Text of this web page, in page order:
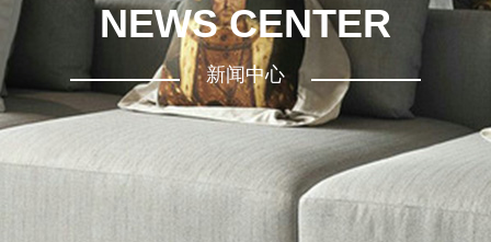
NEWS CENTER
新闻中心